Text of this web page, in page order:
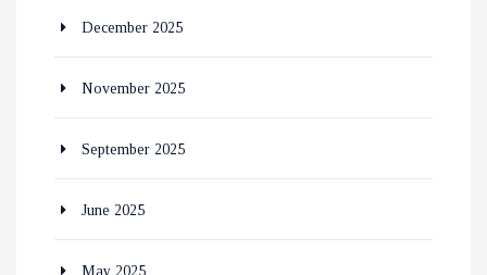
December 2025
November 2025
September 2025
June 2025
May 2025